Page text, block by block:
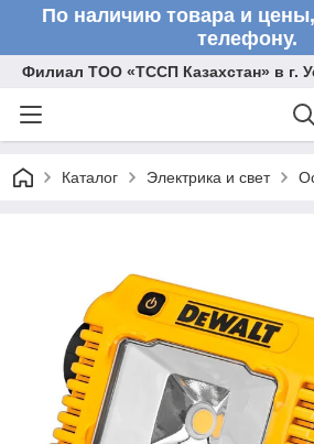
По наличию товара и
телефону.
Филиал ТОО «ТССП Казахстан» в г.
Каталог Электрика и свет